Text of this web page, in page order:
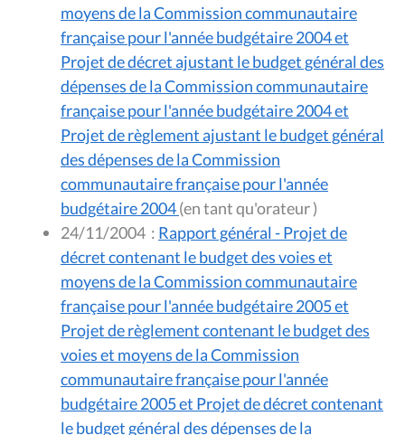
moyens de la Commission communautaire
française pour l'année budgétaire 2004 et
Projet de décret ajustant le budget général des
dépenses de la Commission communautaire
française pour l'année budgétaire 2004 et
Projet de règlement ajustant le budget général
des dépenses de la Commission
communautaire française pour l'année
budgétaire 2004
(en tant qu'orateur )
24/11/2004 : Rapport général - Projet de
décret contenant le budget des voies et
moyens de la Commission communautaire
française pour l'année budgétaire 2005 et
Projet de règlement contenant le budget des
voies et moyens de la Commission
communautaire française pour l'année
budgétaire 2005 et Projet de décret contenant
le budget général des dépenses de la